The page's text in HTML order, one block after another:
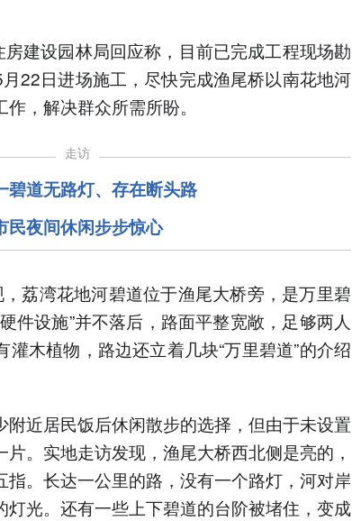
建设园林局回应称，目前已完成工程现场勘
22日进场施工，尽快完成渔尾桥以南花地河
，解决群众所需所盼。
走访
碧道无路灯、存在断头路
民夜间休闲步步惊心
荔湾花地河碧道位于渔尾大桥旁，是万里碧
件设施”并不落后，路面平整宽敞，足够两人
木植物，路边还立着几块“万里碧道”的介绍
附近居民饭后休闲散步的选择，但由于未设置
。实地走访发现，渔尾大桥西北侧是亮的，
。长达一公里的路，没有一个路灯，河对岸
光。还有一些上下碧道的台阶被堵住，变成